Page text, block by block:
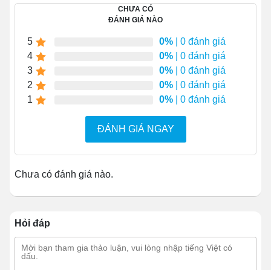
ứng nhu cầu xê dịch các kiện hàng nặng, kích cỡ vừa
và lớn. Đồng thời cũng ứng dụng được cho các quy mô
vận chuyển hàng hóa trong phạm vi rộng. Tương tự như
nhiều mẫu khác, xe 3 tấn sẽ chuyển hàng hóa
Tóm lại, phương tiện phù hợp với bất cứ kho bãi, cầu
CHƯA CÓ
ĐÁNH GIÁ NÀO
5 0% | 0 đánh giá
4
0% | 0 đánh giá
3
0% | 0 đánh giá
2
0% | 0 đánh giá
1
0% | 0 đánh giá
ĐÁNH GIÁ NGAY
Chưa có đánh giá nào.
Hỏi đáp